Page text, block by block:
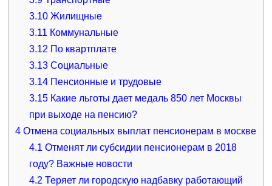
3.10 Жилищные
3.11 Коммунальные
3.12 По квартплате
3.13 Социальные
3.14 Пенсионные и трудовые
3.15 Какие льготы дает медаль 850 лет Москвы
при выходе на пенсию?
4Отмена социальных выплат пенсионерам в москве
4.1 Отменят ли субсидии пенсионерам в 2018
году? Важные новости
4.2 Теряет ли городскую надбавку работающий